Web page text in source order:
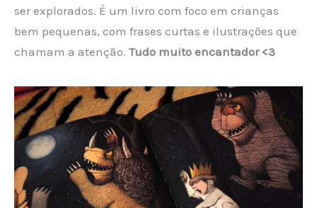
ser explorados. É um livro com foco em crianças
bem pequenas, com frases curtas e ilustrações que
chamam a atenção. Tudo muito encantador <3